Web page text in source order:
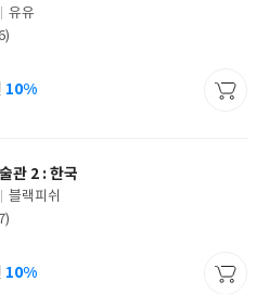
유유
10%
관 2 : 한국
블랙피쉬
10%